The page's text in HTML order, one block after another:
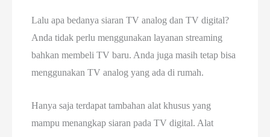
Lalu apa bedanya siaran TV analog dan TV digital?
Anda tidak perlu menggunakan layanan streaming
bahkan membeli TV baru. Anda juga masih tetap bisa
menggunakan TV analog yang ada di rumah.
Hanya saja terdapat tambahan alat khusus yang
mampu menangkap siaran pada TV digital. Alat